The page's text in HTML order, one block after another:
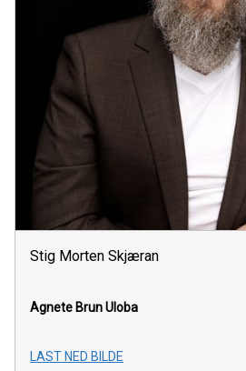
Stig Morten Skjæran
Agnete BrunUloba
LAST NED BILDE